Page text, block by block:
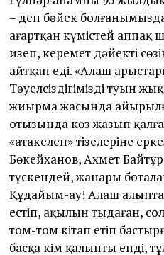
– деп бәйек
ағартқан күмістей
изеп, керемет дәйекті
айтқан еді. «Алаш
Тәуелсіздігіміздің туын
жиырма жасында
отызында көз жазып
«атакелеп» тізелеріне
Бөкейханов, Ахмет
түскендей, жанары
Құдайым-ау! Алаш
естіп, ақылын тыңдаған,
том-том кітап етіп
басқа кім қалыпты енді,